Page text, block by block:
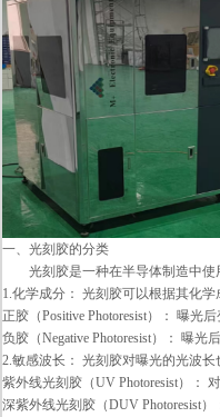
一、光刻胶的分类
光刻胶是一种在半导体制造中使
1.化学成分： 光刻胶可以根据其化
正胶（Positive Photoresist）： 曝光
负胶（Negative Photoresist）： 曝
2.敏感波长： 光刻胶对曝光的光波长
紫外线光刻胶（UV Photoresist）：
深紫外线光刻胶（DUV Photoresist